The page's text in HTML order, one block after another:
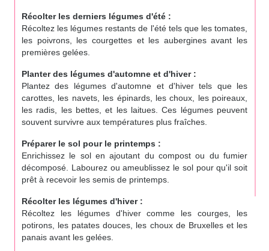
Récolter les derniers légumes d'été :
Récoltez les légumes restants de l'été tels que les tomates,
les poivrons, les courgettes et les aubergines avant les
premières gelées.
Planter des légumes d'automne et d'hiver :
Plantez des légumes d'automne et d'hiver tels que les
carottes, les navets, les épinards, les choux, les poireaux,
les radis, les bettes, et les laitues. Ces légumes peuvent
souvent survivre aux températures plus fraîches.
Préparer le sol pour le printemps :
Enrichissez le sol en ajoutant du compost ou du fumier
décomposé. Labourez ou ameublissez le sol pour qu'il soit
prêt à recevoir les semis de printemps.
Récolter les légumes d'hiver :
Récoltez les légumes d'hiver comme les courges, les
potirons, les patates douces, les choux de Bruxelles et les
panais avant les gelées.